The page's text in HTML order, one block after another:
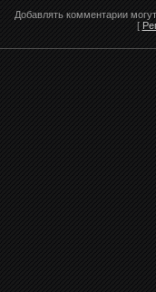
Добавлять комментарии
[